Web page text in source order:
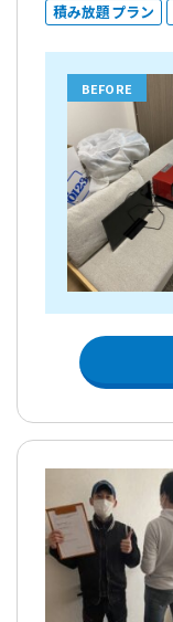
積み放題プラン
BEFORE